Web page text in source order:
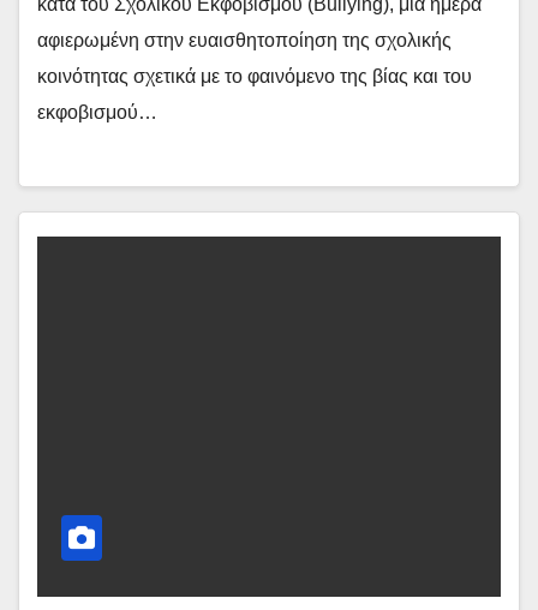
κατά του Σχολικού Εκφοβισμού (Bullying), μια ημέρα
αφιερωμένη στην ευαισθητοποίηση της σχολικής
κοινότητας σχετικά με το φαινόμενο της βίας και του
εκφοβισμού…